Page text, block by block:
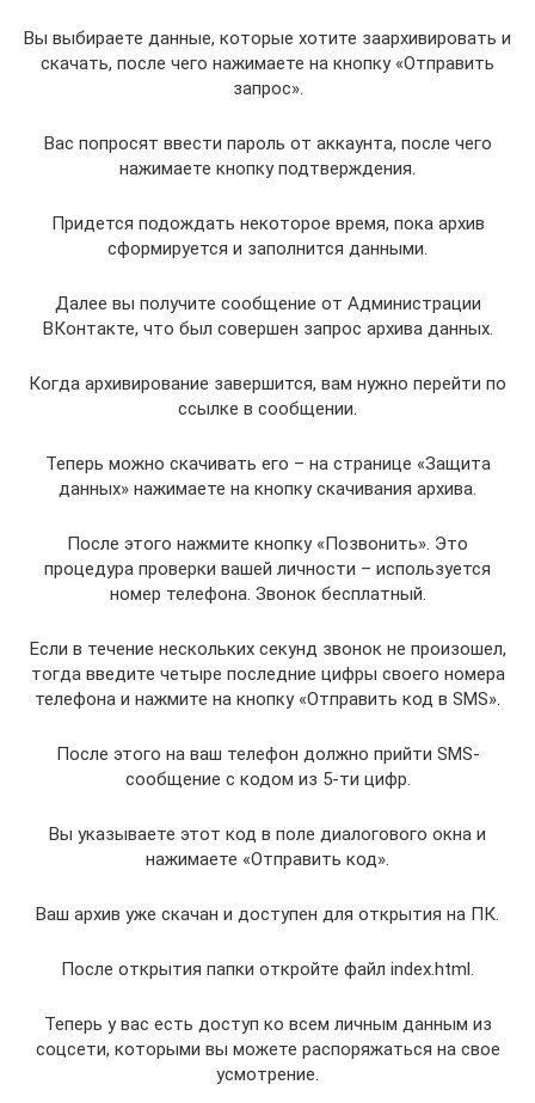
Вы выбираете данные, которые хотите заархивировать и
скачать, после чего нажимаете на кнопку «Отправить
запрос».
Вас попросят ввести пароль от аккаунта, после чего
нажимаете кнопку подтверждения.
Придется подождать некоторое время, пока архив
сформируется и заполнится данными.
Далее вы получите сообщение от Администрации
ВКонтакте, что был совершен запрос архива данных.
Когда архивирование завершится, вам нужно перейти по
ссылке в сообщении.
Теперь можно скачивать его – на странице «Защита
данных» нажимаете на кнопку скачивания архива.
После этого нажмите кнопку «Позвонить». Это
процедура проверки вашей личности – используется
номер телефона. Звонок бесплатный.
Если в течение нескольких секунд звонок не произошел,
тогда введите четыре последние цифры своего номера
телефона и нажмите на кнопку «Отправить код в SMS».
После этого на ваш телефон должно прийти SMS-
сообщение с кодом из 5-ти цифр.
Вы указываете этот код в поле диалогового окна и
нажимаете «Отправить код».
Ваш архив уже скачан и доступен для открытия на ПК.
После открытия папки откройте файл index.html.
Теперь у вас есть доступ ко всем личным данным из
соцсети, которыми вы можете распоряжаться на свое
усмотрение.